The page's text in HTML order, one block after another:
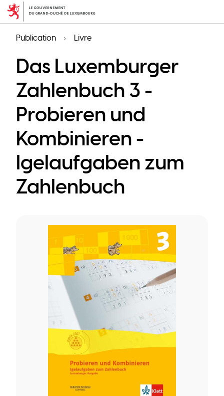
Aller
au
principal
Publication Livre
Das Luxemburger
Zahlenbuch 3 -
Probieren und
Kombinieren -
Igelaufgaben zum
Zahlenbuch